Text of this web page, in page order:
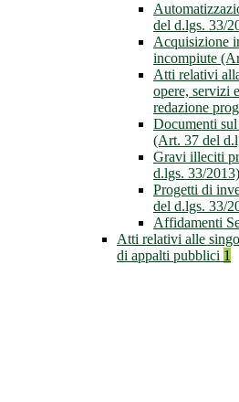
del d.lgs. 33/
Acquisizione
incompiute
Atti relativi
opere, servizi
redazione
Documenti
(Art. 37 del
Gravi illeciti
d.lgs. 33/2013)
Progetti di
del d.lgs. 33/
Affidamenti
Atti relativi alle
di appalti pubblici 1